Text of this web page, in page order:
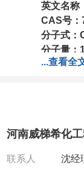
英文名称
CAS号：
分子式：
分子量：
包装：
我司对
作中有
电话
...查看全
河南威梯希化
联系人 沈经